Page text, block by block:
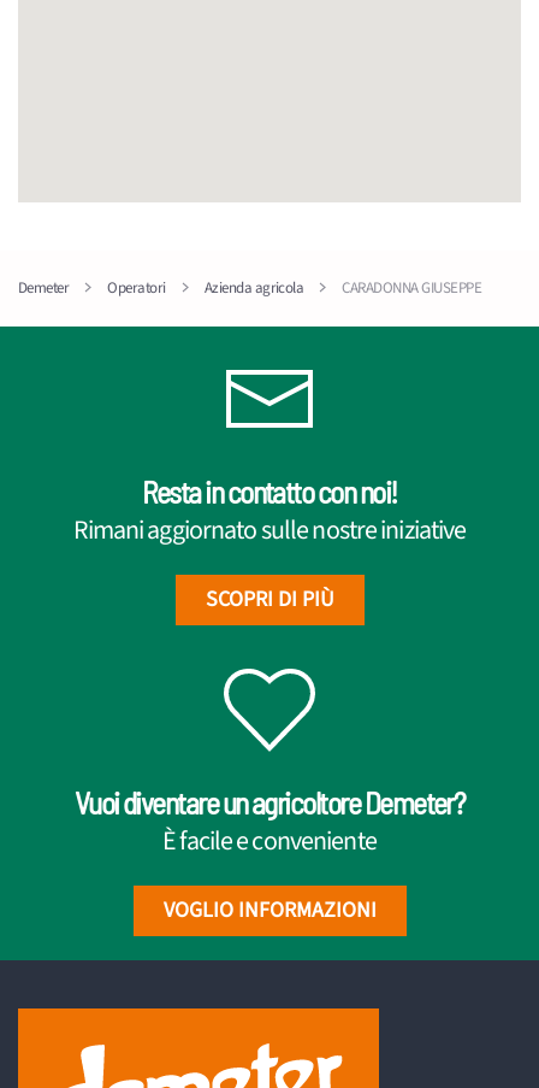
Demeter Operatori Azienda agricola CARADONNA GIUSEPPE
Resta in contatto con noi!
Rimani aggiornato sulle nostre iniziative
SCOPRI DI PIÙ
Vuoi diventare un agricoltore Demeter?
È facile e conveniente
VOGLIO INFORMAZIONI